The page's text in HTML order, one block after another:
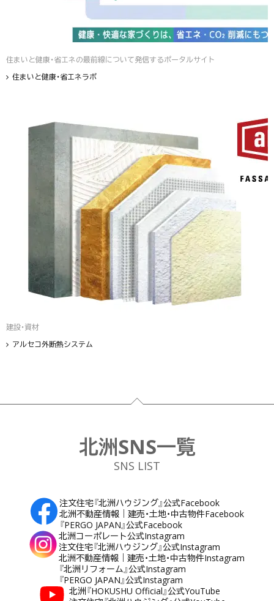
住まいと健康・省エネの最前線について発信するポータルサイト
住まいと健康・省エネラボ
建設・資材
アルセコ外断熱システム
フッター
北洲SNS一覧
SNS LIST
注文住宅『北洲ハウジング』公式Facebook
北洲不動産情報｜建売・土地・中古物件Facebook
『PERGO JAPAN』公式Facebook
北洲コーポレート公式Instagram
注文住宅『北洲ハウジング』公式Instagram
北洲不動産情報｜建売・土地・中古物件Instagram
『北洲リフォーム』公式Instagram
『PERGO JAPAN』公式Instagram
北洲『HOKUSHU Official』公式YouTube